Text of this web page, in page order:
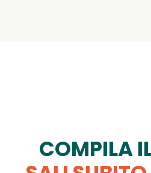
COMPILA